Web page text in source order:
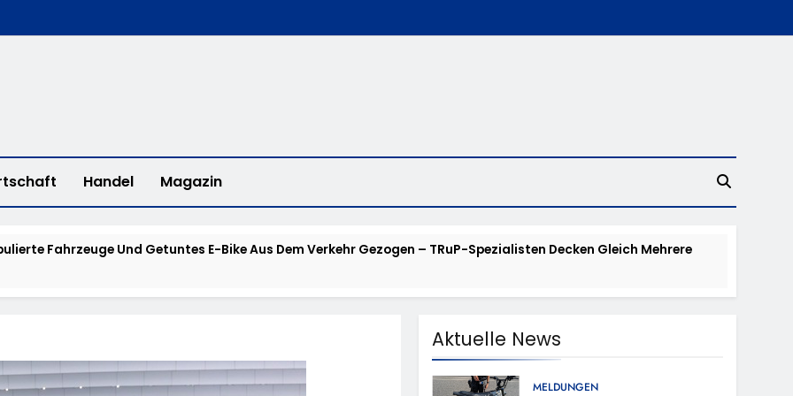
Handel Magazin
Fahrzeuge Und Getuntes E-Bike Aus Dem Verkehr Gezogen – TRuP-Spezialisten Decken Gleich Mehrere
Eder-Kreis: 74-Jähriger Claus-Peter H. Aus Felsberg Wird Vermisst
Aktuelle News
MELDUNGEN